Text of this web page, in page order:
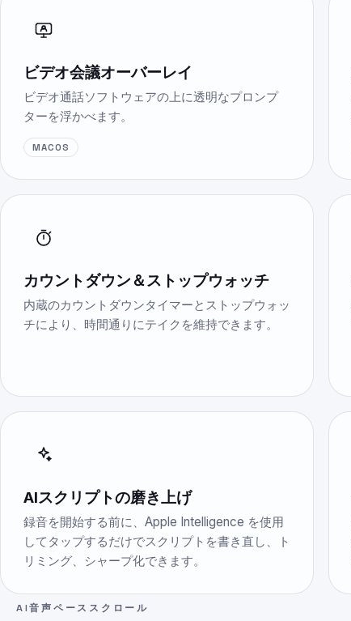
ビデオ会議オーバーレイ
ビデオ通話ソフトウェアの上に透明なプロンプ
ターを浮かべます。
MACOS
カウントダウン＆ストップウォッチ
内蔵のカウントダウンタイマーとストップウォッ
チにより、時間通りにテイクを維持できます。
AIスクリプトの磨き上げ
録音を開始する前に、Apple Intelligence を使用
してタップするだけでスクリプトを書き直し、ト
リミング、シャープ化できます。
AI音声ペーススクロール